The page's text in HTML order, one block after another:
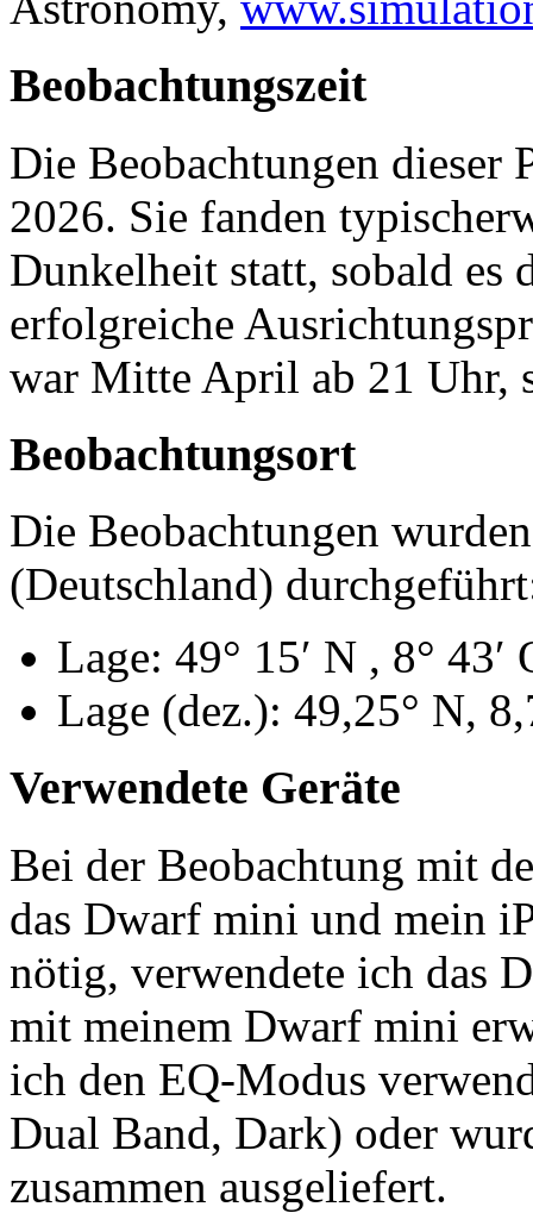
Beobachtungszeit
Die Beobachtungen dieser
2026. Sie fanden
Dunkelheit statt, sobald es
erfolgreiche
war Mitte April ab 21 Uhr,
Beobachtungsort
Die Beobachtungen
(Deutschland)
Lage: 49° 15′ N , 8° 43′
Lage (dez.): 49,25° N,
Verwendete Geräte
Bei der Beobachtung mit
das Dwarf mini und mein
nötig, verwendete ich das
mit meinem Dwarf mini
ich den EQ-Modus
Dual Band, Dark) oder
zusammen ausgeliefert.